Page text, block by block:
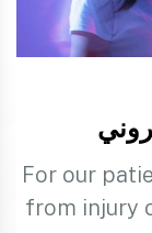
For our
from injury